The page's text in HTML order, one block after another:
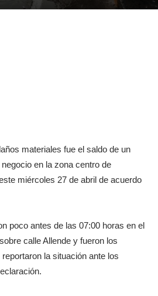
materiales fue el saldo de un
en la zona centro de
miércoles 27 de abril de acuerdo
poco antes de las 07:00 horas en el
calle Allende y fueron los
la situación ante los